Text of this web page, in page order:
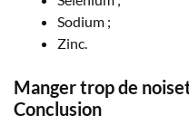
Sodium ;
Zinc.
Manger trop de
Conclusion